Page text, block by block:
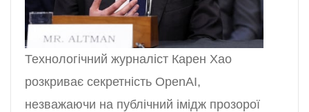
Технологічний журналіст Карен Хао
розкриває секретність OpenAI,
незважаючи на публічний імідж прозорої